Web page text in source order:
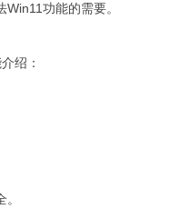
功能的需要。
绍：